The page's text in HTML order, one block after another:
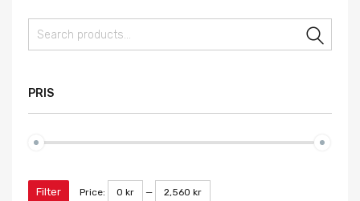
PRIS
Filter Price: 0 kr — 2,560 kr